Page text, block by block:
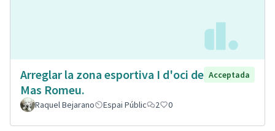
Arreglar la zona esportiva I d'oci de
Mas Romeu.
Acceptada
Raquel Bejarano Espai Públic 2 0